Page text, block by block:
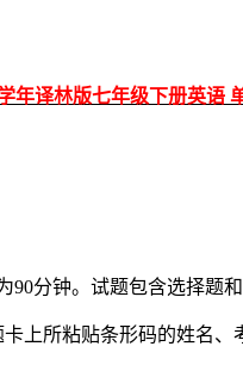
年译林版七年级下册英语
90分钟。试题包含选择题
上所粘贴条形码的姓名